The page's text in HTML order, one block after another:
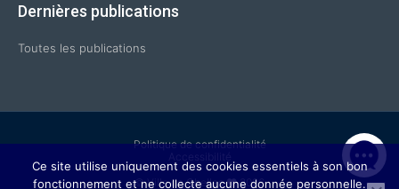
Dernières publications
Toutes les publications
Politique de confidentialité
© Ville de Chelles ❤ 2026
Ce site utilise uniquement des cookies essentiels à son bon
fonctionnement et ne collecte aucune donnée personnelle.